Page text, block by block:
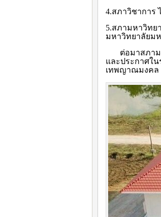
4.สภาวิชาการ
5.สภามหาวิทย
มหาวิทยาลัยม
ต่อมาสภามห
และประกาศใ
เทพญาณมงคล